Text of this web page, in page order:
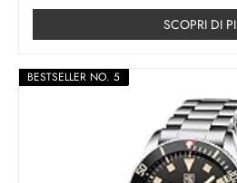
SCOPRI DI
BESTSELLER NO. 5